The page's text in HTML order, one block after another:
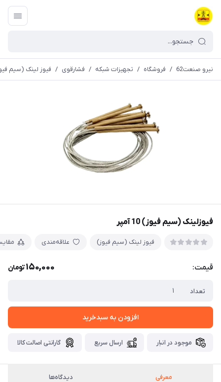
نیرو صنعت62 / فروشگاه / تجهیزات شبکه / فشارقوی / فیوز لینک (سیم
فیوزلینک (سیم فیوز) 10 آمپر
فیوز لینک (سیم فیوز) علاقه‌مندی
قیمت: 150,000تومان
تعداد
افزودن به سبدخرید
موجود در انبار ارسال سریع گارانتی اصالت کالا
معرفی دیدگاه‌ها